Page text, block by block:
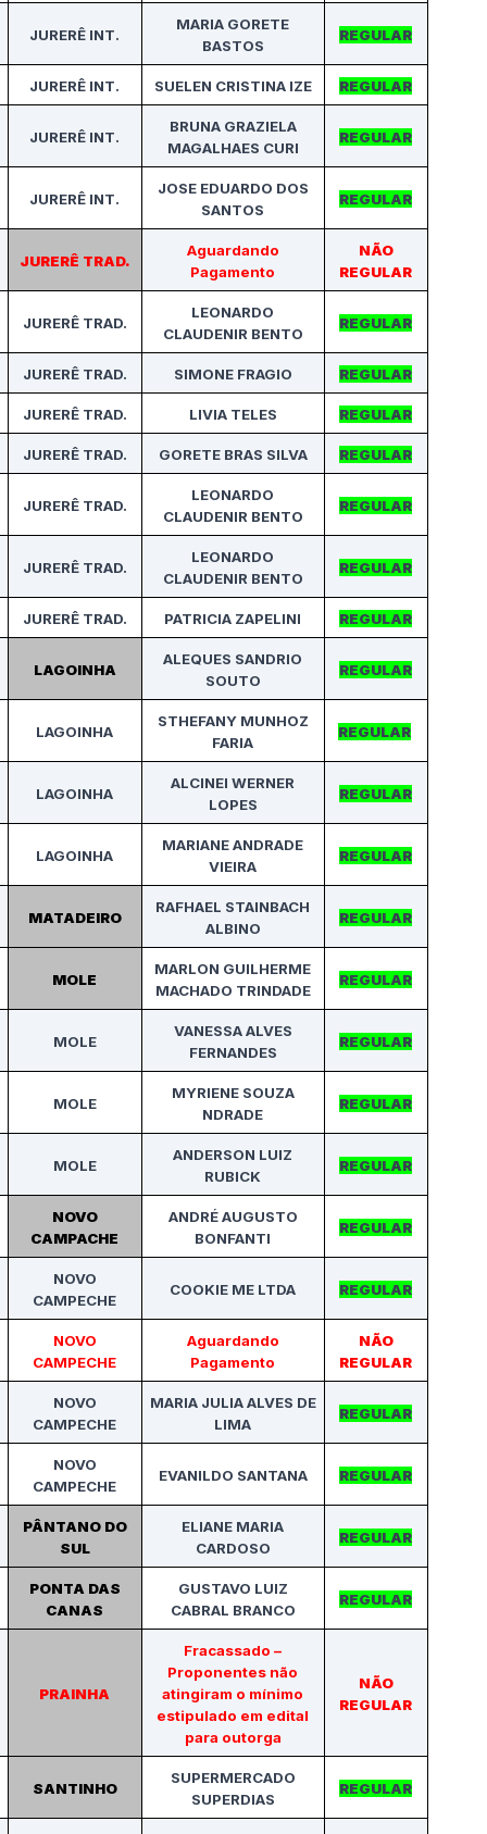
JURERÊ INT.
MARIA GORETE
BASTOS
REGULAR
JURERÊ INT. SUELEN CRISTINA IZE REGULAR
JURERÊ INT.
BRUNA GRAZIELA
MAGALHAES CURI
REGULAR
JURERÊ INT.
JOSE EDUARDO DOS
SANTOS
REGULAR
JURERÊ TRAD.
Aguardando
Pagamento
NÃO
REGULAR
JURERÊ TRAD.
LEONARDO
CLAUDENIR BENTO
REGULAR
JURERÊ TRAD. SIMONE FRAGIO REGULAR
JURERÊ TRAD. LIVIA TELES REGULAR
JURERÊ TRAD. GORETE BRAS SILVA REGULAR
JURERÊ TRAD.
LEONARDO
CLAUDENIR BENTO
REGULAR
JURERÊ TRAD.
LEONARDO
CLAUDENIR BENTO
REGULAR
JURERÊ TRAD. PATRICIA ZAPELINI REGULAR
LAGOINHA
ALEQUES SANDRIO
SOUTO
REGULAR
LAGOINHA
STHEFANY MUNHOZ
FARIA
REGULAR
LAGOINHA
ALCINEI WERNER
LOPES
REGULAR
LAGOINHA
MARIANE ANDRADE
VIEIRA
REGULAR
MATADEIRO
RAFHAEL STAINBACH
ALBINO
REGULAR
MOLE
MARLON GUILHERME
MACHADO TRINDADE
REGULAR
MOLE
VANESSA ALVES
FERNANDES
REGULAR
MOLE
MYRIENE SOUZA
NDRADE
REGULAR
MOLE
ANDERSON LUIZ
RUBICK
REGULAR
NOVO
CAMPACHE
ANDRÉ AUGUSTO
BONFANTI
REGULAR
NOVO
CAMPECHE
COOKIE ME LTDA REGULAR
NOVO
CAMPECHE
Aguardando
Pagamento
NÃO
REGULAR
NOVO
CAMPECHE
MARIA JULIA ALVES DE
LIMA
REGULAR
NOVO
CAMPECHE
EVANILDO SANTANA REGULAR
PÂNTANO DO
SUL
ELIANE MARIA
CARDOSO
REGULAR
PONTA DAS
CANAS
GUSTAVO LUIZ
CABRAL BRANCO
REGULAR
PRAINHA
Fracassado –
Proponentes não
atingiram o mínimo
estipulado em edital
para outorga
NÃO
REGULAR
SANTINHO
SUPERMERCADO
SUPERDIAS
REGULAR